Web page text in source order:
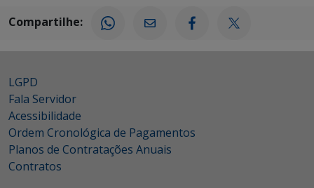
Compartilhe:
LGPD
Fala Servidor
Acessibilidade
Ordem Cronológica de Pagamentos
Planos de Contratações Anuais
Contratos